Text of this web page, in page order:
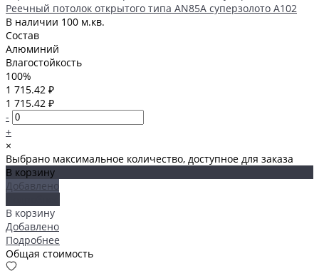
Реечный потолок открытого типа AN85A суперзолото А102
В наличии 100 м.кв.
Состав
Алюминий
Влагостойкость
100%
1 715.42 ₽
1 715.42 ₽
-
+
×
Выбрано максимальное количество, доступное для заказа
В корзину
Добавлено
В корзину
Добавлено
Подробнее
Общая стоимость